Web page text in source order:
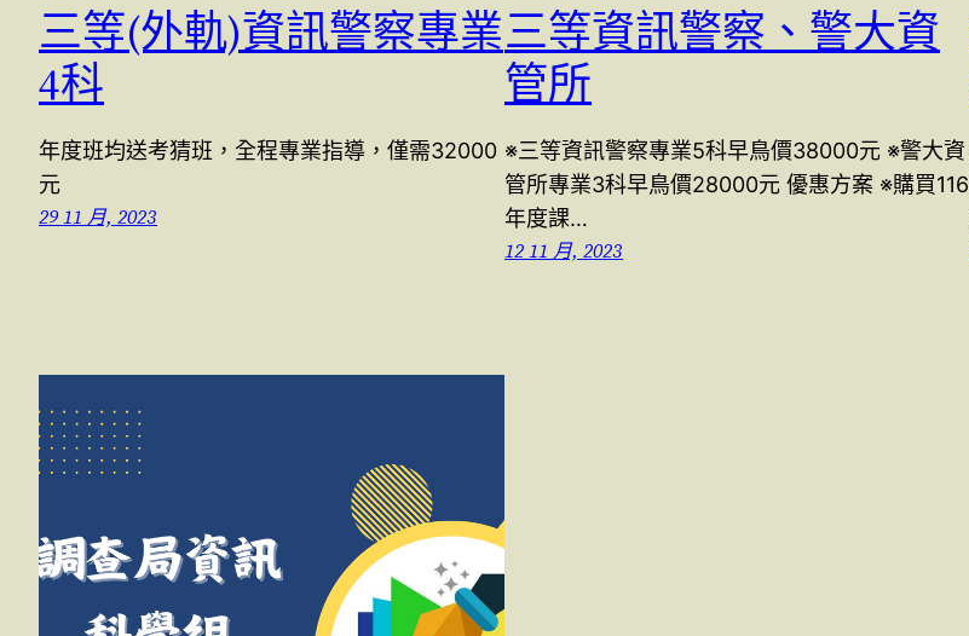
三等(外軌)資訊警察專業
4科
年度班均送考猜班，全程專業指導，僅需32000
元
29 11 月, 2023
三等資訊警察、警大資
管所
※三等資訊警察專業5科早鳥價38000元 ※警大資
管所專業3科早鳥價28000元 優惠方案 ※購買116
年度課…
12 11 月, 2023